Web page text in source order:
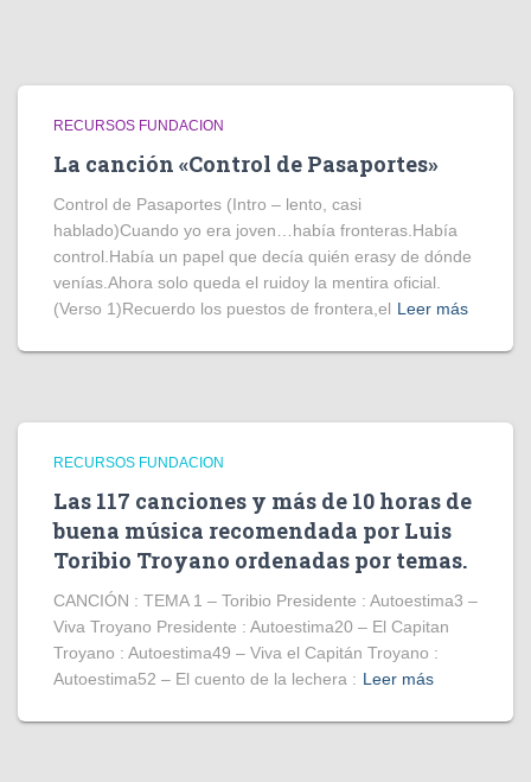
RECURSOS FUNDACION
La canción «Control de Pasaportes»
Control de Pasaportes (Intro – lento, casi
hablado)Cuando yo era joven…había fronteras.Había
control.Había un papel que decía quién erasy de dónde
venías.Ahora solo queda el ruidoy la mentira oficial.
(Verso 1)Recuerdo los puestos de frontera,el Leer más
RECURSOS FUNDACION
Las 117 canciones y más de 10 horas de
buena música recomendada por Luis
Toribio Troyano ordenadas por temas.
CANCIÓN : TEMA 1 – Toribio Presidente : Autoestima3 –
Viva Troyano Presidente : Autoestima20 – El Capitan
Troyano : Autoestima49 – Viva el Capitán Troyano :
Autoestima52 – El cuento de la lechera : Leer más